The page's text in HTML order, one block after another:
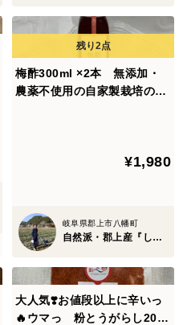
梅酢300ml ×2本 無添加・
農薬不使用の自家製栽培の梅
¥1,980
岐阜県郡上市八幡町
自然派・郡上産『しばの農園』
大人気❣️お値段以上に辛いっ
🔥ウマっ 粉とうがらし20g